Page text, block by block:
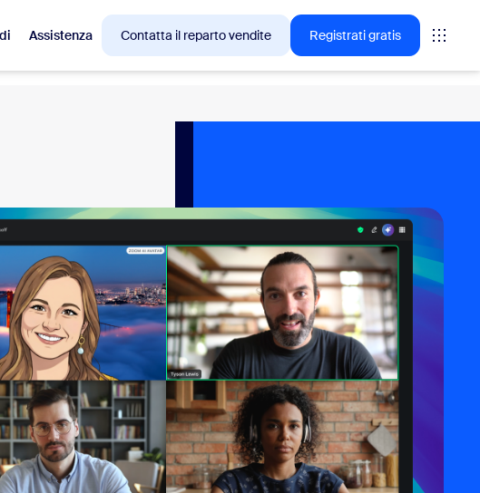
Assistenza Contatta il reparto vendite Registrati gratis
Rooms
Canvas
Approfondimenti CX